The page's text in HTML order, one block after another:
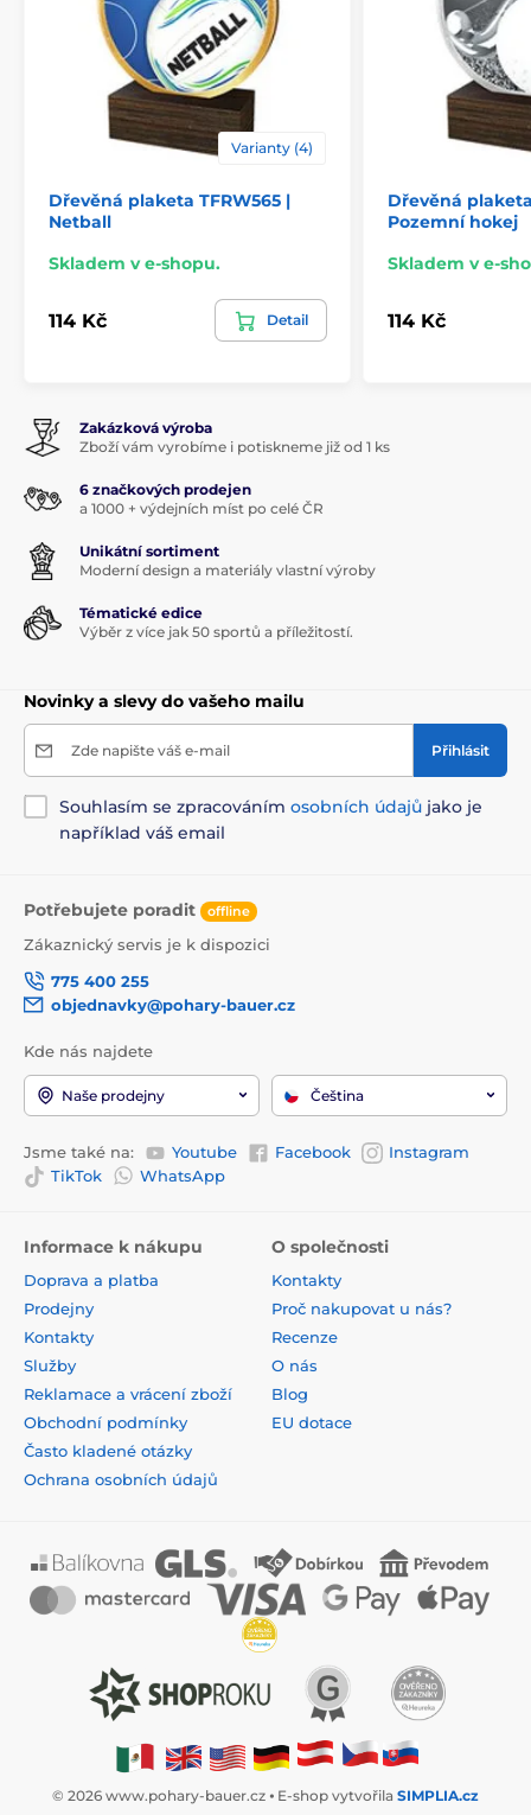
Varianty (4)
Dřevěná plaketa TFRW565 |
Netball
Skladem v e-shopu.
114 Kč Detail
Dřevěná plaketa
Pozemní hokej
Skladem v e-
114 Kč
Zakázková výroba
Zboží vám vyrobíme i potiskneme již od 1 ks
6 značkových prodejen
a 1000 + výdejních míst po celé ČR
Unikátní sortiment
Moderní design a materiály vlastní výroby
Tématické edice
Výběr z více jak 50 sportů a příležitostí.
Novinky a slevy do vašeho mailu
Zde napište váš e-mail Přihlásit
Souhlasím se zpracováním osobních údajů jako je
například váš email
Potřebujete poradit offline
Zákaznický servis je k dispozici
775 400 255
objednavky@pohary-bauer.cz
Kde nás najdete
Naše prodejny Čeština
Jsme také na: Youtube Facebook
Instagram
TikTok
WhatsApp
Informace k nákupu
Doprava a platba
Prodejny
Kontakty
Služby
Reklamace a vrácení zboží
Obchodní podmínky
Často kladené otázky
Ochrana osobních údajů
O společnosti
Kontakty
Proč nakupovat u nás?
Recenze
O nás
Blog
EU dotace
© 2026 www.pohary-bauer.cz ⦁ E-shop vytvořila SIMPLIA.cz